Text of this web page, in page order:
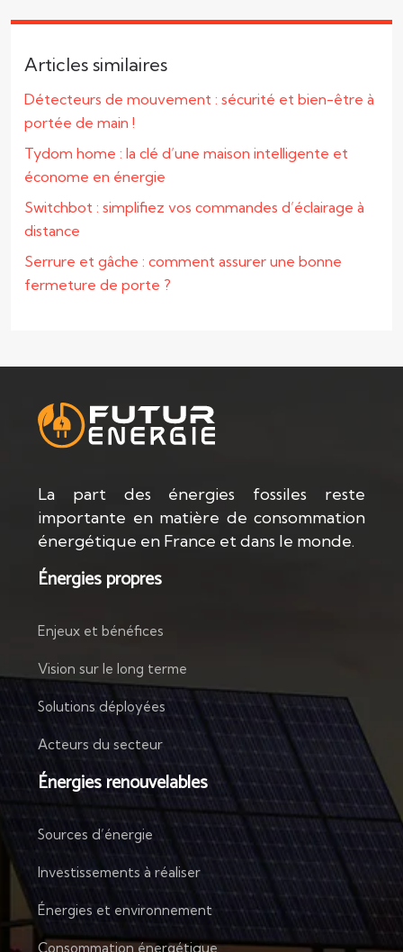
Articles similaires
Détecteurs de mouvement : sécurité et bien-être à
portée de main !
Tydom home : la clé d’une maison intelligente et
économe en énergie
Switchbot : simplifiez vos commandes d’éclairage à
distance
Serrure et gâche : comment assurer une bonne
fermeture de porte ?
La part des énergies fossiles reste
importante en matière de consommation
énergétique en France et dans le monde.
Énergies propres
Enjeux et bénéfices
Vision sur le long terme
Solutions déployées
Acteurs du secteur
Énergies renouvelables
Sources d’énergie
Investissements à réaliser
Énergies et environnement
Consommation énergétique